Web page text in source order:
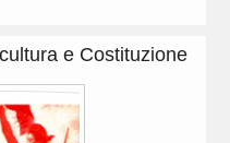
e Costituzione